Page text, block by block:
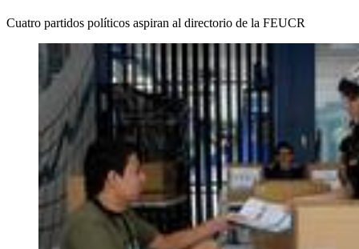
Cuatro partidos políticos aspiran al directorio de la FEUCR